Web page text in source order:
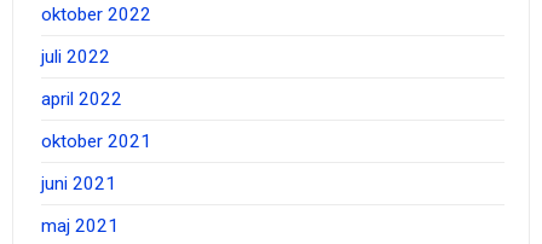
oktober 2022
juli 2022
april 2022
oktober 2021
juni 2021
maj 2021